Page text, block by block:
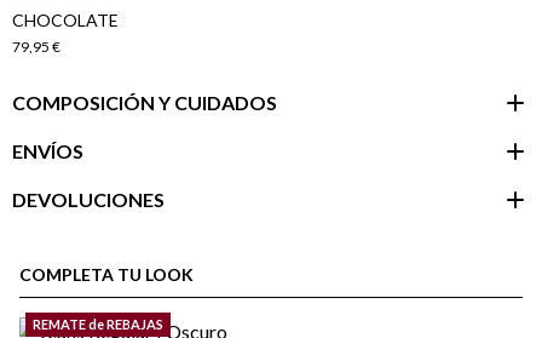
CHOCOLATE
79,95 €
COMPOSICIÓN Y CUIDADOS
ENVÍOS
DEVOLUCIONES
cliente
COMPLETA TU LOOK
REMATE de REBAJAS